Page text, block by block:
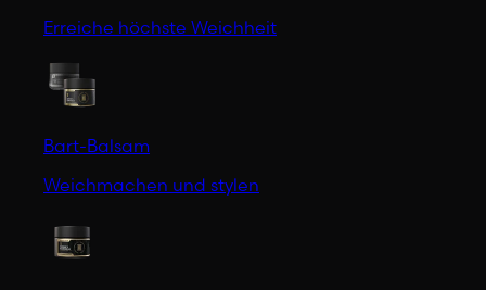
Erreiche höchste Weichheit
Bart-Balsam
Weichmachen und stylen